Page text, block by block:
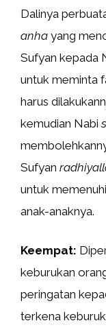
Dalinya
anha yang
Sufyan kepada
untuk meminta
harus
kemudian Nabi
Sufyan
untuk
anak-anaknya.
Keempat:
keburukan
peringatan
terkena